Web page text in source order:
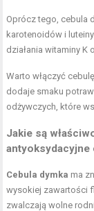
Oprócz tego, cebula
karotenoidów i
działania witaminy K
Warto włączyć
dodaje smaku
odżywczych, które
Jakie są
antyoksydacyjne
Cebula dymka ma
wysokiej zawartości
zwalczają wolne